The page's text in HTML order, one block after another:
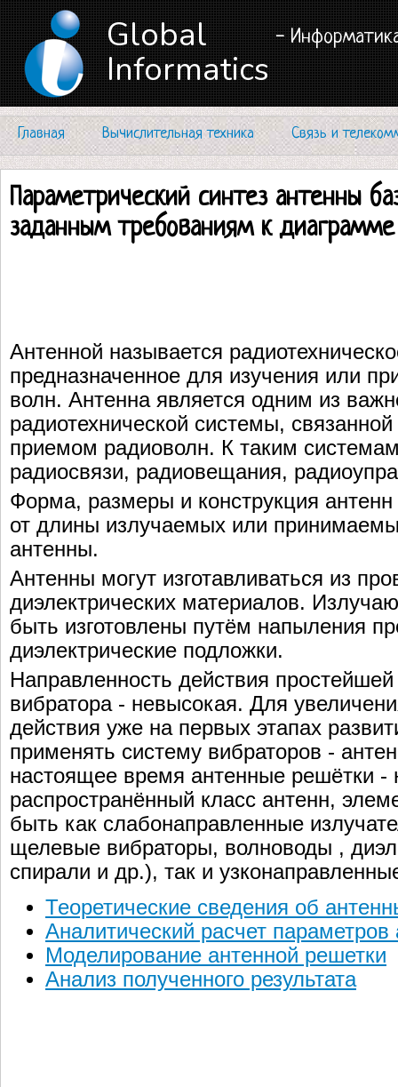
Global
Informatics
-
Главная Вычислительная техника Связь и
Параметрический синтез антенны
заданным требованиям к диаграмме
Антенной называется
предназначенное для изучения или
волн. Антенна является одним из
радиотехнической системы,
приемом радиоволн. К таким
радиосвязи, радиовещания,
Форма, размеры и конструкция
от длины излучаемых или
антенны.
Антенны могут изготавливаться из
диэлектрических материалов.
быть изготовлены путём напыления
диэлектрические подложки.
Направленность действия
вибратора - невысокая. Для
действия уже на первых этапах
применять систему вибраторов -
настоящее время антенные решётки -
распространённый класс антенн,
быть как слабонаправленные
щелевые вибраторы, волноводы ,
спирали и др.), так и
Теоретические сведения об
Аналитический расчет
Моделирование антенной решетки
Анализ полученного результата